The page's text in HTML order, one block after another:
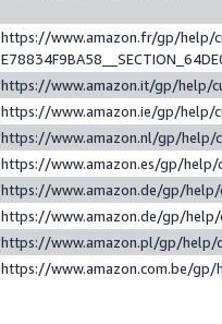
https://www.amazon.fr/gp/help/
https://www.amazon.it/gp/help/
https://www.amazon.ie/gp/help/
https://www.amazon.nl/gp/help/
https://www.amazon.es/gp/
https://www.amazon.de/gp/
https://www.amazon.de/gp/
https://www.amazon.pl/gp/help/
https://www.amazon.com.be/gp/